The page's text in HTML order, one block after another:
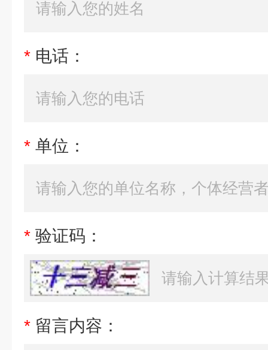
* 电话：
* 单位：
* 验证码：
* 留言内容：